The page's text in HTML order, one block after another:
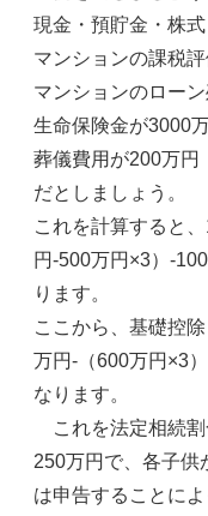
現金・預貯金・株
マンションの課税
マンションのロー
生命保険金が3000
葬儀費用が200万円
だとしましょう。
これを計算すると
円-500万円×3）-
ります。
ここから、基礎控
万円-（600万円×3
なります。
これを法定相続割
250万円で、各子供
は申告することに